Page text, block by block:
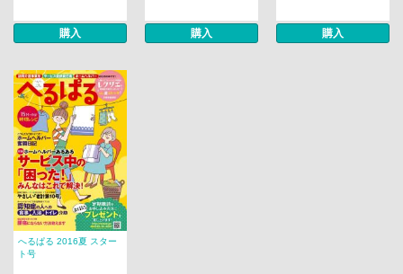
購入 購入 購入
へるぱる 2016夏 スター
ト号